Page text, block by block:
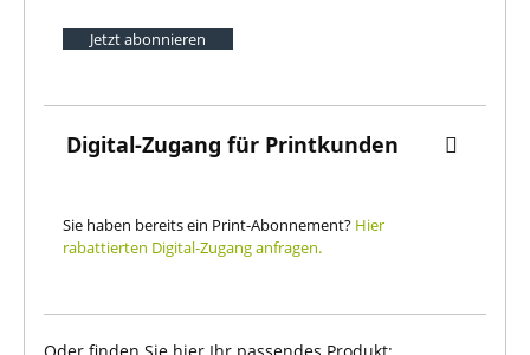
Jetzt abonnieren
Digital-Zugang für Printkunden
Sie haben bereits ein Print-Abonnement? Hier
rabattierten Digital-Zugang anfragen.